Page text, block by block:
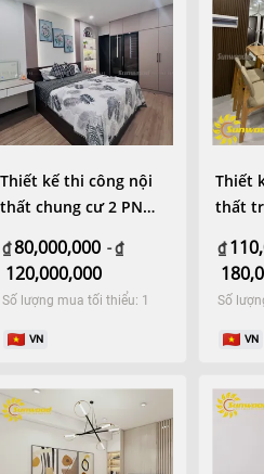
Thiết kế thi công nội
thất chung cư 2 PN
₫80,000,000 -₫
120,000,000
Số lượng mua tối thiểu: 1
VN
Thiết
thất
₫
Số
VN